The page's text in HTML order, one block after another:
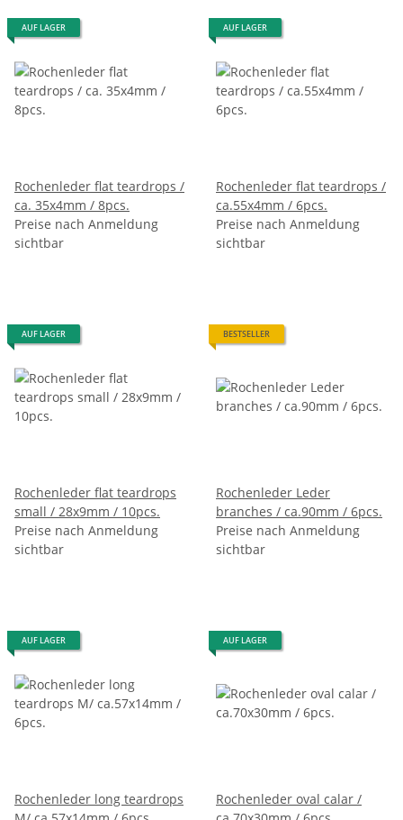
AUF LAGER
Rochenleder flat teardrops /
ca. 35x4mm / 8pcs.
Preise nach Anmeldung
sichtbar
AUF LAGER
Rochenleder flat teardrops /
ca.55x4mm / 6pcs.
Preise nach Anmeldung
sichtbar
AUF LAGER
Rochenleder flat teardrops
small / 28x9mm / 10pcs.
Preise nach Anmeldung
sichtbar
BESTSELLER
Rochenleder Leder
branches / ca.90mm / 6pcs.
Preise nach Anmeldung
sichtbar
AUF LAGER
Rochenleder long teardrops
AUF LAGER
Rochenleder oval calar /